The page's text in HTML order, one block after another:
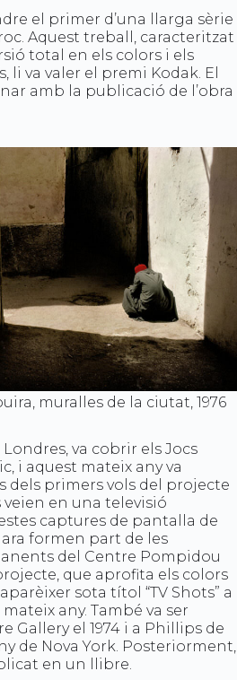
el primer d’una llarga sèrie
Aquest treball, caracteritzat
total en els colors i els
li va valer el premi Kodak. El
amb la publicació de l’obra
muralles de la ciutat, 1976
Londres, va cobrir els Jocs
i aquest mateix any va
dels primers vols del projecte
veien en una televisió
captures de pantalla de
formen part de les
del Centre Pompidou
que aprofita els colors
sota títol “TV Shots” a
mateix any. També va ser
Gallery el 1974 i a Phillips de
de Nova York. Posteriorment,
en un llibre.